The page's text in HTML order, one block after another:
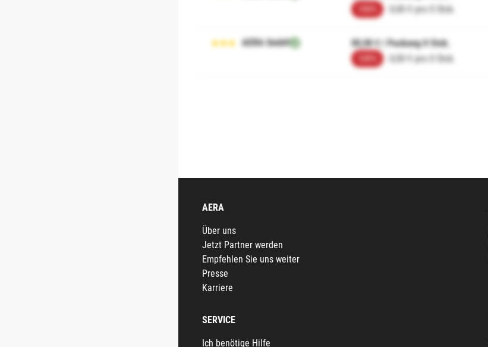
0,00 € pro 0 Stck.
AERA GmbH
00,00 € / Packung 0 Stck.
0,00 € pro 0 Stck.
AERA
Über uns
Jetzt Partner werden
Empfehlen Sie uns weiter
Presse
Karriere
SERVICE
Ich benötige Hilfe